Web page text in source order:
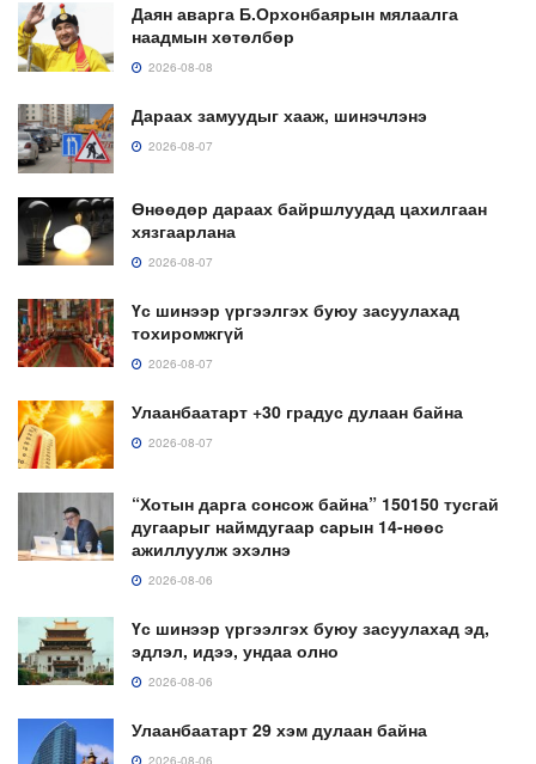
Даян аварга Б.Орхонбаярын мялаалга
наадмын хөтөлбөр
2026-08-08
Дараах замуудыг хааж, шинэчлэнэ
2026-08-07
Өнөөдөр дараах байршлуудад цахилгаан
хязгаарлана
2026-08-07
Үс шинээр үргээлгэх буюу засуулахад
тохиромжгүй
2026-08-07
Улаанбаатарт +30 градус дулаан байна
2026-08-07
“Хотын дарга сонсож байна” 150150 тусгай
дугаарыг наймдугаар сарын 14-нөөс
ажиллуулж эхэлнэ
2026-08-06
Үс шинээр үргээлгэх буюу засуулахад эд,
эдлэл, идээ, ундаа олно
2026-08-06
Улаанбаатарт 29 хэм дулаан байна
2026-08-06